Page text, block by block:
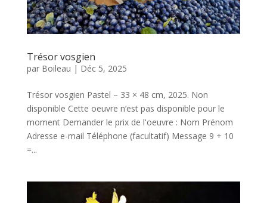
Trésor vosgien
par Boileau | Déc 5, 2025
Trésor vosgien Pastel – 33 × 48 cm, 2025. Non
disponible Cette oeuvre n’est pas disponible pour le
moment Demander le prix de l'oeuvre : Nom Prénom
Adresse e-mail Téléphone (facultatif) Message 9 + 10
=...